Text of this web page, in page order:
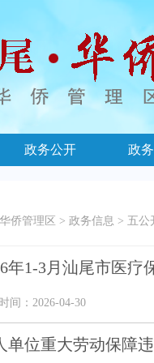
政务公开 政
侨管理区 > 政务信息 > 五公
年1-3月汕尾市医疗
间：2026-04-30
单位重大劳动保障